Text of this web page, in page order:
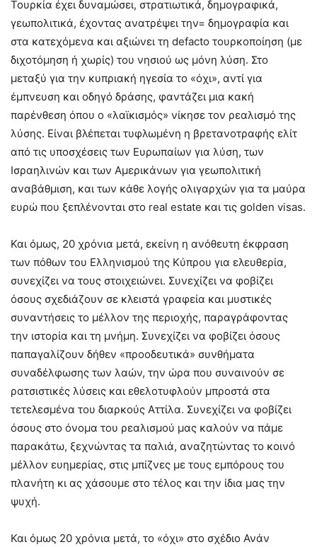
Τουρκία έχει δυναμώσει, στρατιωτικά, δημογραφικά,
γεωπολιτικά, έχοντας ανατρέψει την= δημογραφία και
στα κατεχόμενα και αξιώνει τη defacto τουρκοποίηση (με
διχοτόμηση ή χωρίς) του νησιού ως μόνη λύση. Στο
μεταξύ για την κυπριακή ηγεσία το «όχι», αντί για
έμπνευση και οδηγό δράσης, φαντάζει μια κακή
παρένθεση όπου ο «λαϊκισμός» νίκησε τον ρεαλισμό της
λύσης. Είναι βλέπεται τυφλωμένη η βρετανοτραφής ελίτ
από τις υποσχέσεις των Ευρωπαίων για λύση, των
Ισραηλινών και των Αμερικάνων για γεωπολιτική
αναβάθμιση, και των κάθε λογής ολιγαρχών για τα μαύρα
ευρώ που ξεπλένονται στο real estate και τις golden visas.
Και όμως, 20 χρόνια μετά, εκείνη η ανόθευτη έκφραση
των πόθων του Ελληνισμού της Κύπρου για ελευθερία,
συνεχίζει να τους στοιχειώνει. Συνεχίζει να φοβίζει
όσους σχεδιάζουν σε κλειστά γραφεία και μυστικές
συναντήσεις το μέλλον της περιοχής, παραγράφοντας
την ιστορία και τη μνήμη. Συνεχίζει να φοβίζει όσους
παπαγαλίζουν δήθεν «προοδευτικά» συνθήματα
συναδέλφωσης των λαών, την ώρα που συναινούν σε
ρατσιστικές λύσεις και εθελοτυφλούν μπροστά στα
τετελεσμένα του διαρκούς Αττίλα. Συνεχίζει να φοβίζει
όσους στο όνομα του ρεαλισμού μας καλούν να πάμε
παρακάτω, ξεχνώντας τα παλιά, αναζητώντας το κοινό
μέλλον ευημερίας, στις μπίζνες με τους εμπόρους του
πλανήτη κι ας χάσουμε στο τέλος και την ίδια μας την
ψυχή.
Και όμως 20 χρόνια μετά, το «όχι» στο σχέδιο Ανάν